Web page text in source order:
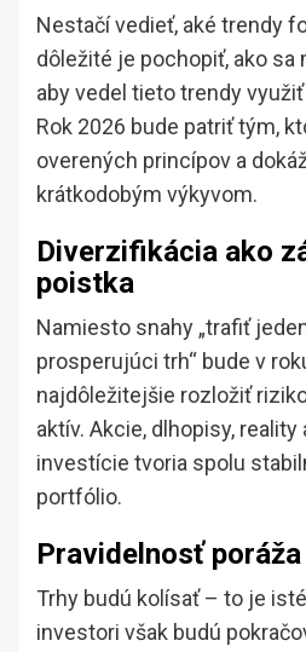
Nestačí vedieť, aké trendy
dôležité je pochopiť, ako sa
aby vedel tieto trendy
Rok 2026 bude patriť tým,
overených princípov a
krátkodobým výkyvom.
Diverzifikácia ako
poistka
Namiesto snahy „trafiť
prosperujúci trh“ bude v
najdôležitejšie rozložiť
aktív. Akcie, dlhopisy, reality
investície tvoria spolu
portfólio.
Pravidelnosť
Trhy budú kolísať – to je
investori však budú